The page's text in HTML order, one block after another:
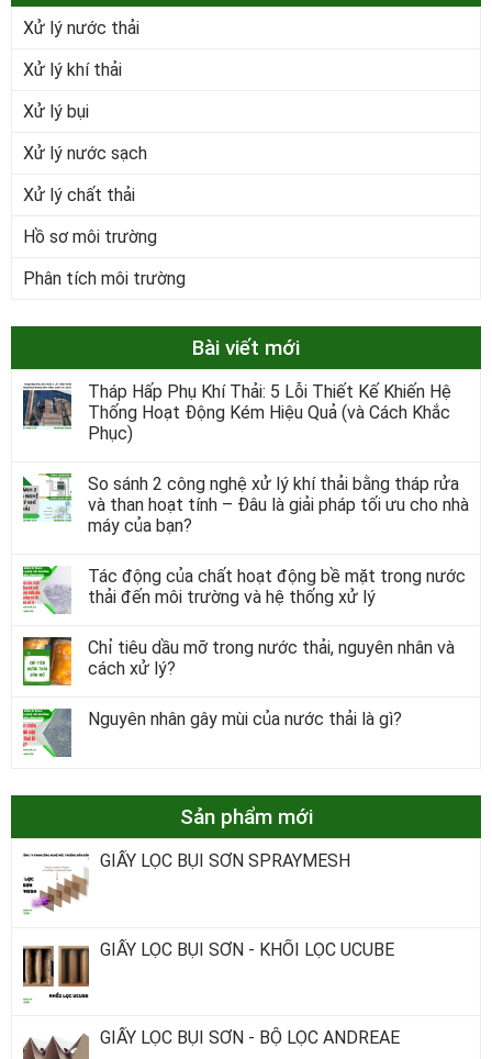
Xử lý nước thải
Xử lý khí thải
Xử lý bụi
Xử lý nước sạch
Xử lý chất thải
Hồ sơ môi trường
Phân tích môi trường
Bài viết mới
Tháp Hấp Phụ Khí Thải: 5 Lỗi Thiết Kế Khiến Hệ
Thống Hoạt Động Kém Hiệu Quả (và Cách Khắc
Phục)
So sánh 2 công nghệ xử lý khí thải bằng tháp rửa
và than hoạt tính – Đâu là giải pháp tối ưu cho nhà
máy của bạn?
Tác động của chất hoạt động bề mặt trong nước
thải đến môi trường và hệ thống xử lý
Chỉ tiêu dầu mỡ trong nước thải, nguyên nhân và
cách xử lý?
Nguyên nhân gây mùi của nước thải là gì?
Sản phẩm mới
GIẤY LỌC BỤI SƠN SPRAYMESH
GIẤY LỌC BỤI SƠN - KHỐI LỌC UCUBE
GIẤY LỌC BỤI SƠN - BỘ LỌC ANDREAE